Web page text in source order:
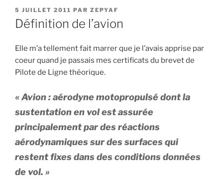
PUBLIÉ
LE
5 JUILLET 2011 PAR ZEPYAF
Définition de l’avion
Elle m’a tellement fait marrer que je l’avais apprise par
coeur quand je passais mes certificats du brevet de
Pilote de Ligne théorique.
« Avion : aérodyne motopropulsé dont la
sustentation en vol est assurée
principalement par des réactions
aérodynamiques sur des surfaces qui
restent fixes dans des conditions données
de vol. »